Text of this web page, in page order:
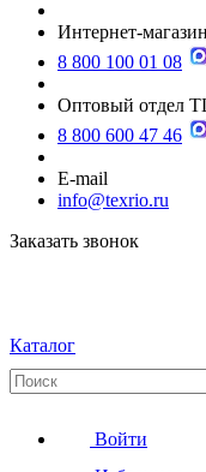
Интернет-
8 800 100 01 08
Оптовый отдел
8 800 600 47 46
E-mail
info@texrio.ru
Заказать звонок
Каталог
Войти